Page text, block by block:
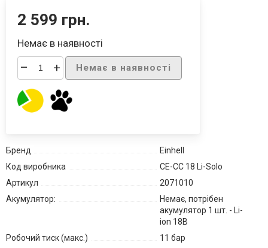
2 599 грн.
Немає в наявності
– + Немає в наявності
Бренд
Einhell
Код виробника
CE-CC 18 Li-Solo
Артикул
2071010
Акумулятор:
Немає, потрібен
акумулятор 1 шт. - Li-
ion 18В
Робочий тиск (макс.)
11 бар